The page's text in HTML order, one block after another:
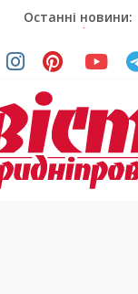
Останні новини:
життя: у Дніпрі
відзначили у
центром
може